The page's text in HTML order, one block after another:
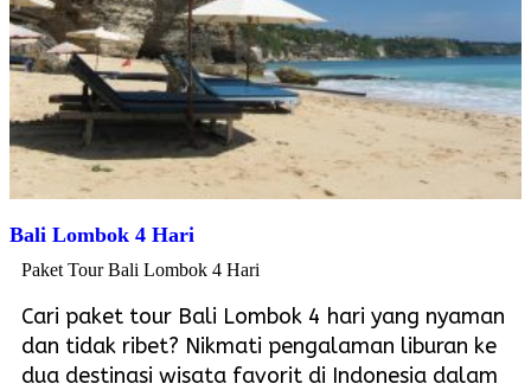
Bali Lombok 4 Hari
Paket Tour Bali Lombok 4 Hari
Cari paket tour Bali Lombok 4 hari yang nyaman
dan tidak ribet? Nikmati pengalaman liburan ke
dua destinasi wisata favorit di Indonesia dalam